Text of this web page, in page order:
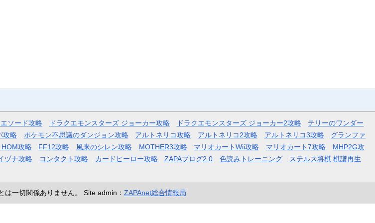
エソード攻略 ドラクエモンスターズ ジョーカー攻略 ドラクエモンスターズ ジョーカー2攻略
テリーのワンダー
攻略 ポケモン不思議のダンジョン攻略 アルトネリコ攻略 アルトネリコ2攻略 アルトネリコ3攻略
グランファ
攻略 FF12攻略 風来のシレン攻略 MOTHER3攻略 マリオカートWii攻略 マリオカート7攻略
MHP2G攻
ヅナ攻略 コンタクト攻略 カードヒーロー攻略 ZAPAブログ2.0 色読みトレーニング
ステルス将棋 棋譜再生
一切関係ありません。 Site admin： ZAPAnet総合情報局